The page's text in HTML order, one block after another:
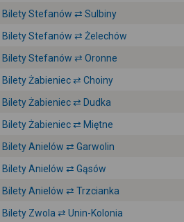
Bilety Stefanów ⇄ Sulbiny
Bilety Stefanów ⇄ Żelechów
Bilety Stefanów ⇄ Oronne
Bilety Żabieniec ⇄ Choiny
Bilety Żabieniec ⇄ Dudka
Bilety Żabieniec ⇄ Miętne
Bilety Anielów ⇄ Garwolin
Bilety Anielów ⇄ Gąsów
Bilety Anielów ⇄ Trzcianka
Bilety Zwola ⇄ Unin-Kolonia